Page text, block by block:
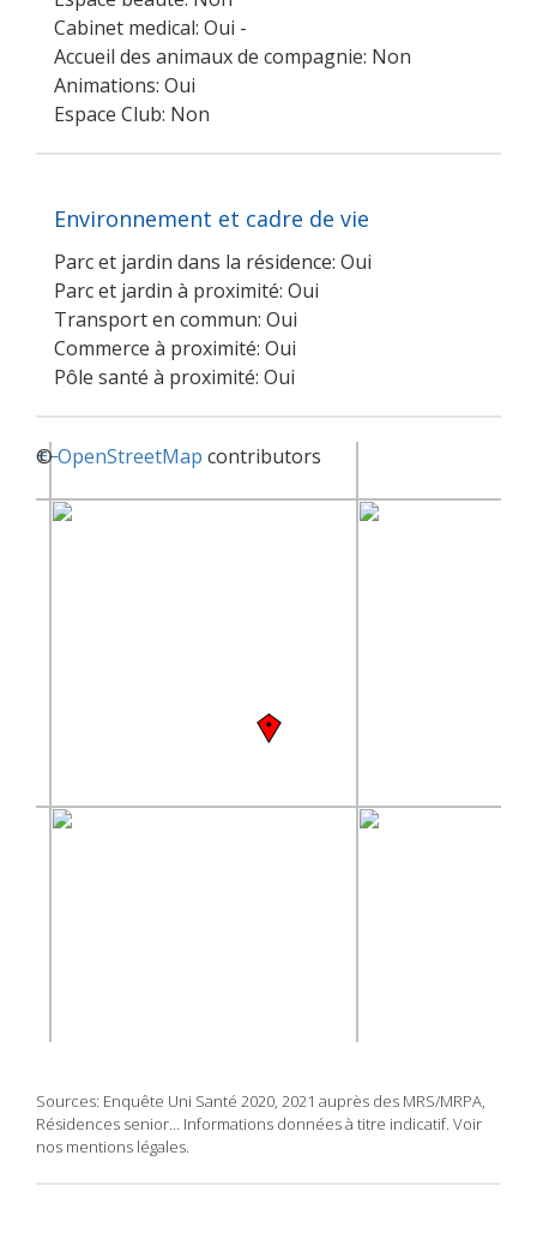
Cabinet medical: Oui -
Accueil des animaux de compagnie: Non
Animations: Oui
Espace Club: Non
Environnement et cadre de vie
Parc et jardin dans la résidence: Oui
Parc et jardin à proximité: Oui
Transport en commun: Oui
Commerce à proximité: Oui
Pôle santé à proximité: Oui
+−
©OpenStreetMap contributors
Sources: Enquête Uni Santé 2020, 2021 auprès des MRS/MRPA,
Résidences senior... Informations données à titre indicatif. Voir
nos mentions légales.